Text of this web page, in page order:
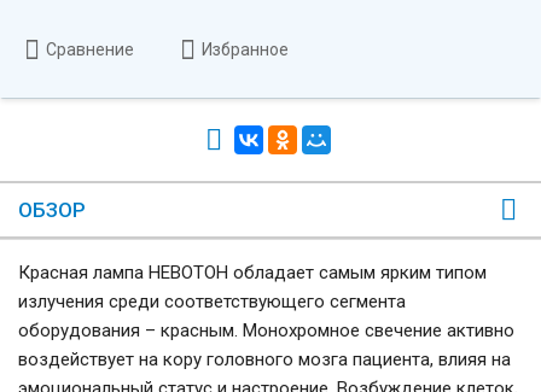
Сравнение Избранное
ОБЗОР
Красная лампа НЕВОТОН обладает самым ярким типом
излучения среди соответствующего сегмента
оборудования – красным. Монохромное свечение активно
воздействует на кору головного мозга пациента, влияя на